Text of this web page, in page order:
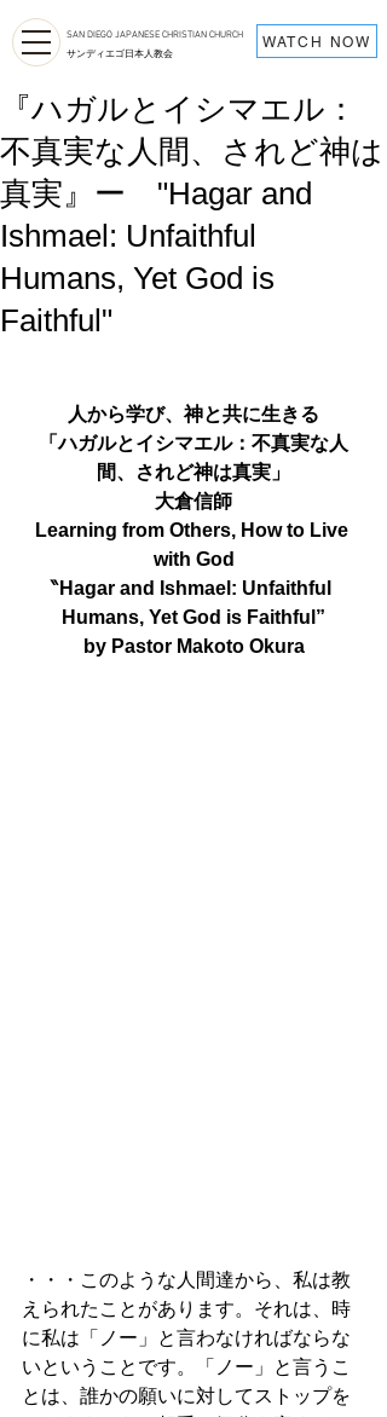
SAN DIEGO JAPANESE CHRISTIAN CHURCH
サンディエゴ日本人教会
WATCH NOW
『ハガルとイシマエル：
不真実な人間、されど神は
真実』ー "Hagar and
Ishmael: Unfaithful
Humans, Yet God is
Faithful"
人から学び、神と共に生きる
「ハガルとイシマエル：不真実な人
間、されど神は真実」
大倉信師
Learning from Others, How to Live
with God
‶Hagar and Ishmael: Unfaithful
Humans, Yet God is Faithful”
by Pastor Makoto Okura
・・・このような人間達から、私は教
えられたことがあります。それは、時
に私は「ノー」と言わなければならな
いということです。「ノー」と言うこ
とは、誰かの願いに対してストップを